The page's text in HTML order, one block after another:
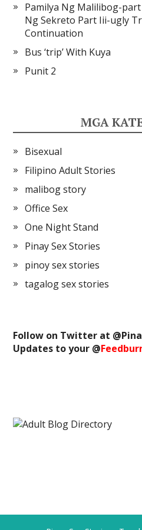
Pamilya Ng Malilibog-
Ng Sekreto Part Iii-ugly
Continuation
Bus ‘trip’ With Kuya
Punit 2
MGA
Bisexual
Filipino Adult Stories
malibog story
Office Sex
One Night Stand
Pinay Sex Stories
pinoy sex stories
tagalog sex stories
Follow on Twitter at @
Updates to your @